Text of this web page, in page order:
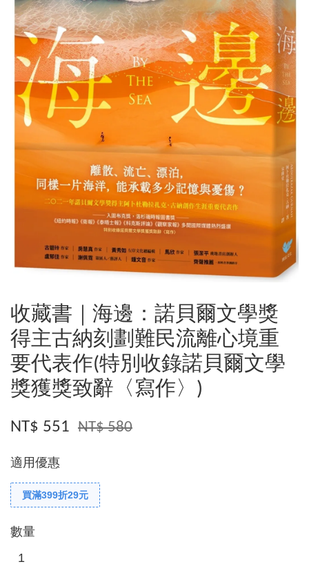
收藏書｜海邊：諾貝爾文學獎
得主古納刻劃難民流離心境重
要代表作(特別收錄諾貝爾文學
獎獲獎致辭〈寫作〉)
NT$ 551 NT$ 580
適用優惠
買滿399折29元
數量